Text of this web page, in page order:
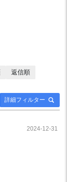
詳細フィルター
返信順
2024-12-31